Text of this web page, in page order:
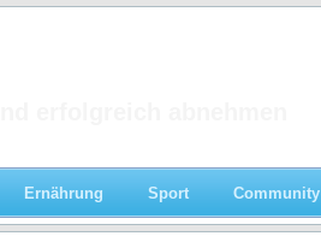
Ernährung Sport Community